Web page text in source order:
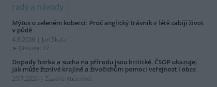
rady a návody
Mýtus o zeleném koberci: Proč anglický trávník v létě zabíjí život
v půdě
4.8.2026 | Jan Skala
Diskuse: 32
Dopady horka a sucha na přírodu jsou kritické. ČSOP ukazuje,
jak může žíznivé krajině a živočichům pomoci veřejnost i obce
29.7.2026 | Zuzana Kučerová